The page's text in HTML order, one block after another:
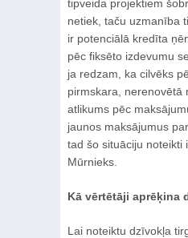
tipveida projektiem
netiek, taču uzmanība
ir potenciālā kredīta
pēc fiksēto izdevumu
ja redzam, ka cilvēks
pirmskara, nerenovētā
atlikums pēc
jaunos maksājumus
tad šo situāciju noteikti
Mūrnieks.
Kā vērtētāji aprēķina
Lai noteiktu dzīvokļa